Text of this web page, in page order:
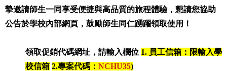
摯邀請師生一同享受便捷與高品質的旅程體驗，懇請您協助
公告於學校內部網頁，鼓勵師生同仁踴躍領取使用！
領取促銷代碼網址，請輸入欄位 1. 員工信箱：限輸入學
校信箱 2.專案代碼： NCHU35)